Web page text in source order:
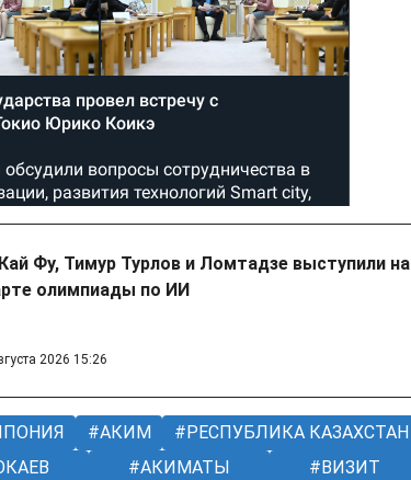
Фу, Тимур Турлов и Ломтадзе выступили на
олимпиады по ИИ
2026 15:26
АКИМ
РЕСПУБЛИКА КАЗАХСТАН
АКИМАТЫ
ВИЗИТ